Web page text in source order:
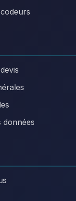
données